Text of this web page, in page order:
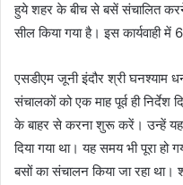
हुये शहर के बीच से बसें संचालित
सील किया गया है। इस कार्यवाही
एसडीएम जूनी इंदौर श्री घनश्याम
संचालकों को एक माह पूर्व ही
के बाहर से करना शुरू करें। उन्हें
दिया गया था। यह समय भी पूरा हो
बसों का संचालन किया जा रहा था।